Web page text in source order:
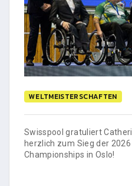
WELTMEISTERSCHAFTEN
Swisspool gratuliert
herzlich zum Sieg der
Championships in Oslo!